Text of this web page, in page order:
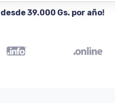
desde 39.000 Gs. por año!